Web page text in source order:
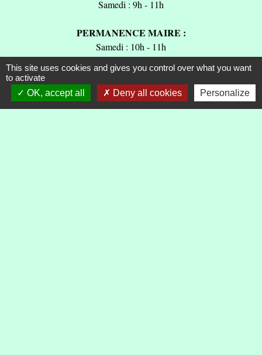
Samedi : 9h - 11h
PERMANENCE MAIRE :
Samedi : 10h - 11h
En semaine sur rendez-vous.
Page Facebook de la commune
This site uses cookies and gives you control over what you want
to activate
OK, accept all
Deny all cookies Personalize